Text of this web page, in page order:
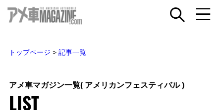
トップページ > 記事一覧
アメ車マガジン一覧( アメリカンフェスティバル )
LIST